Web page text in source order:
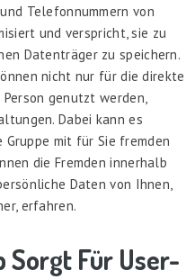
Telefonnummern von
und verspricht, sie zu
Datenträger zu speichern.
nicht nur für die direkte
genutzt werden,
Dabei kann es
Gruppe mit für Sie fremden
die Fremden innerhalb
Daten von Ihnen,
erfahren.
Sorgt Für User-